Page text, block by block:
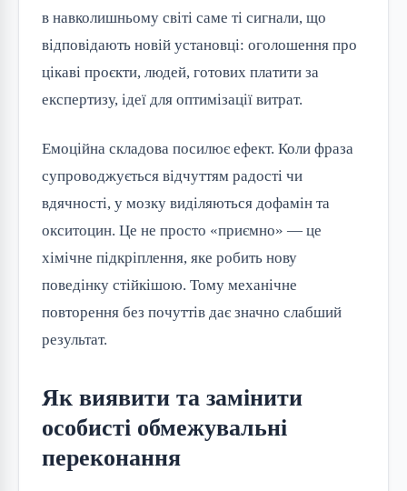
в навколишньому світі саме ті сигнали, що
відповідають новій установці: оголошення про
цікаві проєкти, людей, готових платити за
експертизу, ідеї для оптимізації витрат.
Емоційна складова посилює ефект. Коли фраза
супроводжується відчуттям радості чи
вдячності, у мозку виділяються дофамін та
окситоцин. Це не просто «приємно» — це
хімічне підкріплення, яке робить нову
поведінку стійкішою. Тому механічне
повторення без почуттів дає значно слабший
результат.
Як виявити та замінити
особисті обмежувальні
переконання